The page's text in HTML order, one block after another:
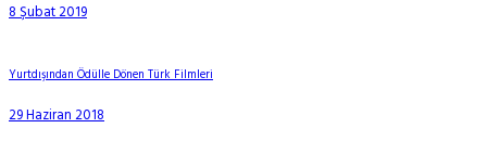
8 Şubat 2019
Yurtdışından Ödülle Dönen Türk Filmleri
29 Haziran 2018